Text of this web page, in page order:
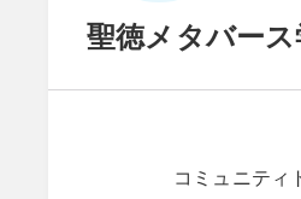
聖徳メタバー
コミュニティ